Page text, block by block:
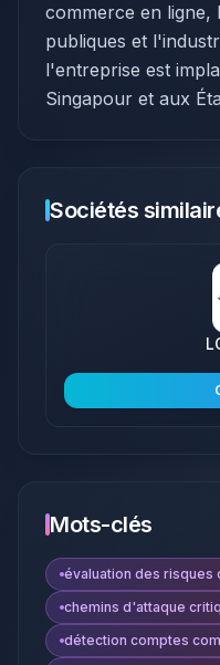
commerce en ligne,
publiques et
l'entreprise est
Singapour et aux
Sociétés
Mots-clés
évaluation des risques
chemins d'attaque
détection comptes